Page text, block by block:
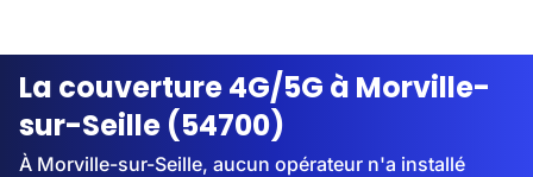
Streaming
La couverture 4G/5G à Morville-
sur-Seille (54700)
À Morville-sur-Seille, aucun opérateur n'a installé